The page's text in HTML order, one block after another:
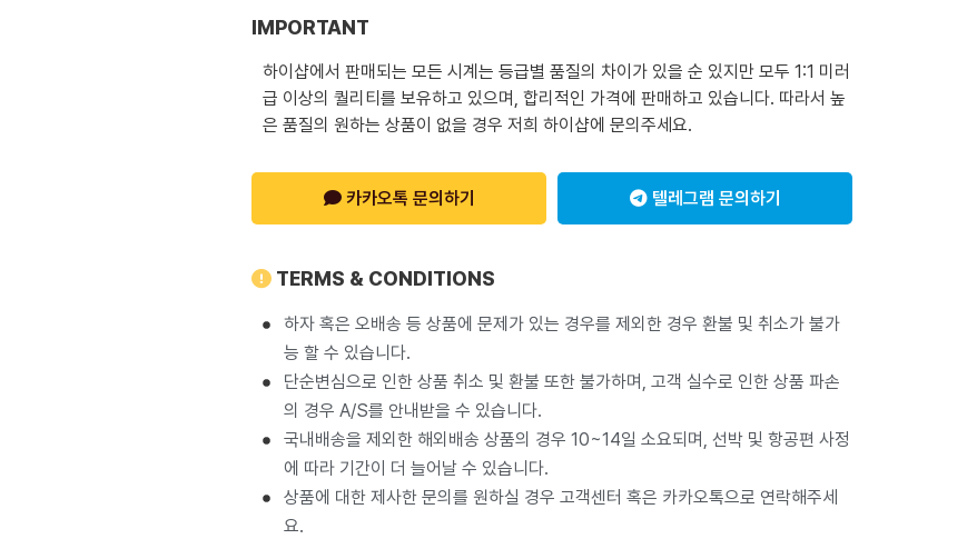
IMPORTANT
하이샵에서 판매되는 모든 시계는 등급별 품질의 차이가 있을 순 있지만 모두 1:1 미러
급 이상의 퀄리티를 보유하고 있으며, 합리적인 가격에 판매하고 있습니다. 따라서 높
은 품질의 원하는 상품이 없을 경우 저희 하이샵에 문의주세요.
카카오톡 문의하기 텔레그램 문의하기
TERMS & CONDITIONS
하자 혹은 오배송 등 상품에 문제가 있는 경우를 제외한 경우 환불 및 취소가 불가
능 할 수 있습니다.
단순변심으로 인한 상품 취소 및 환불 또한 불가하며, 고객 실수로 인한 상품 파손
의 경우 A/S를 안내받을 수 있습니다.
국내배송을 제외한 해외배송 상품의 경우 10~14일 소요되며, 선박 및 항공편 사정
에 따라 기간이 더 늘어날 수 있습니다.
상품에 대한 제사한 문의를 원하실 경우 고객센터 혹은 카카오톡으로 연락해주세
요.